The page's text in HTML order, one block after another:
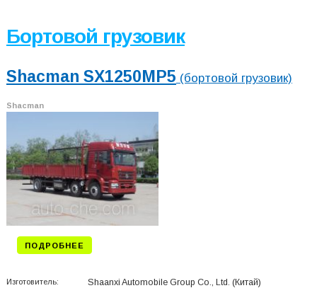
Бортовой грузовик
Shacman SX1250MP5 (бортовой грузовик)
Shacman
ПОДРОБНЕЕ
Изготовитель: Shaanxi Automobile Group Co., Ltd. (Китай)